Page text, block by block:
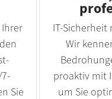
Ihrer
Sie
IT-Sicherheit
Wir
proaktiv mit
um Sie